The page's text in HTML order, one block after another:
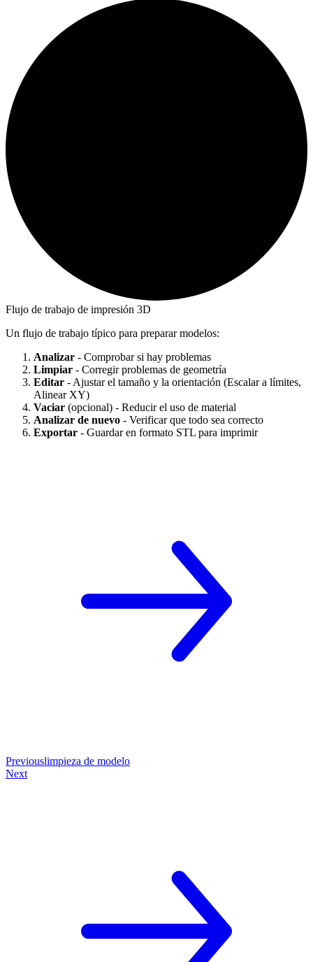
Flujo de trabajo de impresión 3D
Un flujo de trabajo típico para preparar modelos:
Analizar - Comprobar si hay problemas
Limpiar - Corregir problemas de geometría
Editar - Ajustar el tamaño y la orientación (Escalar a límites,
Alinear XY)
Vaciar (opcional) - Reducir el uso de material
Analizar de nuevo - Verificar que todo sea correcto
Exportar - Guardar en formato STL para imprimir
Previouslimpieza de modelo
Next